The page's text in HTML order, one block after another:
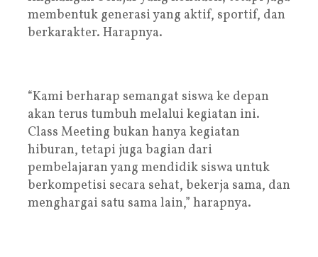
membentuk generasi yang aktif, sportif, dan
berkarakter. Harapnya.
“Kami berharap semangat siswa ke depan
akan terus tumbuh melalui kegiatan ini.
Class Meeting bukan hanya kegiatan
hiburan, tetapi juga bagian dari
pembelajaran yang mendidik siswa untuk
berkompetisi secara sehat, bekerja sama, dan
menghargai satu sama lain,” harapnya.